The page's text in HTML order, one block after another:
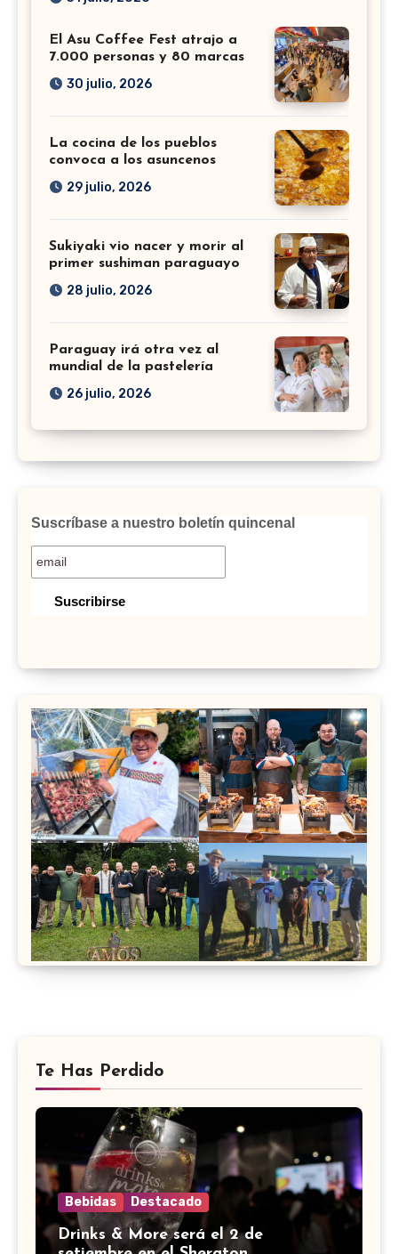
El Asu Coffee Fest atrajo a
7.000 personas y 80 marcas
30 julio, 2026
La cocina de los pueblos
convoca a los asuncenos
29 julio, 2026
Sukiyaki vio nacer y morir al
primer sushiman paraguayo
28 julio, 2026
Paraguay irá otra vez al
mundial de la pastelería
26 julio, 2026
Suscríbase a nuestro boletín quincenal
Te Has Perdido
Bebidas Destacado
Drinks & More será el 2 de